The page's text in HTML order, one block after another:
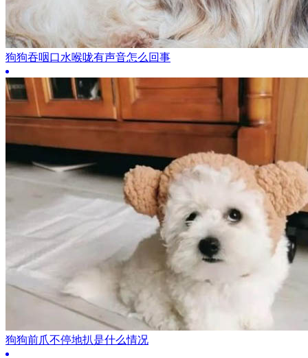
狗狗吞咽口水喉咙有声音怎么回事
狗狗前爪不停地扒是什么情况